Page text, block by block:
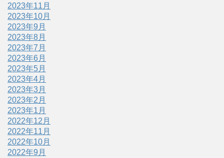
2023年11月
2023年10月
2023年9月
2023年8月
2023年7月
2023年6月
2023年5月
2023年4月
2023年3月
2023年2月
2023年1月
2022年12月
2022年11月
2022年10月
2022年9月